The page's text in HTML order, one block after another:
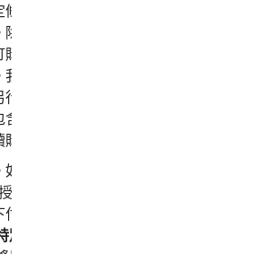
款，並且閣下對試用版的使用必須遵
非試用版優惠的特定條款所提供，否
與所提供試用版相關之服務的使用者
們保留隨時自行決定修改或終止試用
通知。除非您在試用期滿前取消，否
優惠，則您的訂閱將自動以我們發布
。
如果閣下從 NortonLifeLock 或由
的第三方通路合作夥伴購買服務訂
款條款適用。
優惠